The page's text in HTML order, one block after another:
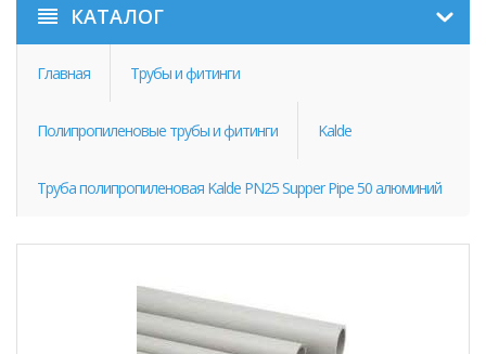
КАТАЛОГ
Главная Трубы и фитинги
Полипропиленовые трубы и фитинги Kalde
Труба полипропиленовая Kalde PN25 Supper Pipe 50 алюминий